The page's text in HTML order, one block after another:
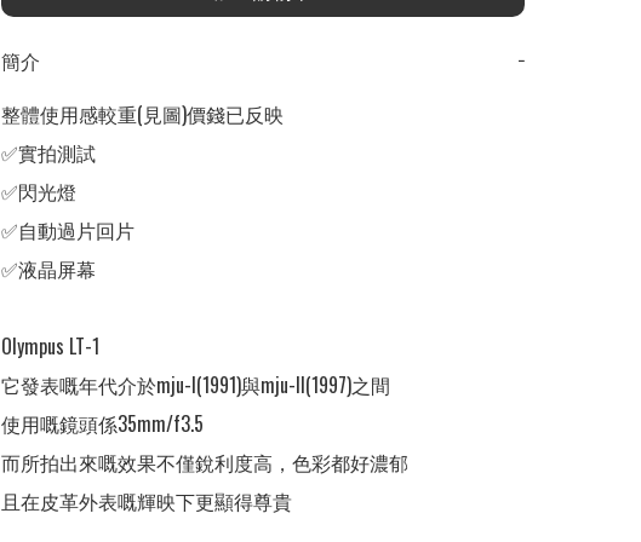
簡介
−
整體使用感較重(見圖)價錢已反映
✅實拍測試
✅閃光燈
✅自動過片回片
✅液晶屏幕
Olympus LT-1
它發表嘅年代介於mju-I(1991)與mju-II(1997)之間
使用嘅鏡頭係35mm/f3.5
而所拍出來嘅效果不僅銳利度高，色彩都好濃郁
且在皮革外表嘅輝映下更顯得尊貴